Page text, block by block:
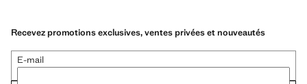
Recevez promotions exclusives, ventes privées et nouveautés
E-mail